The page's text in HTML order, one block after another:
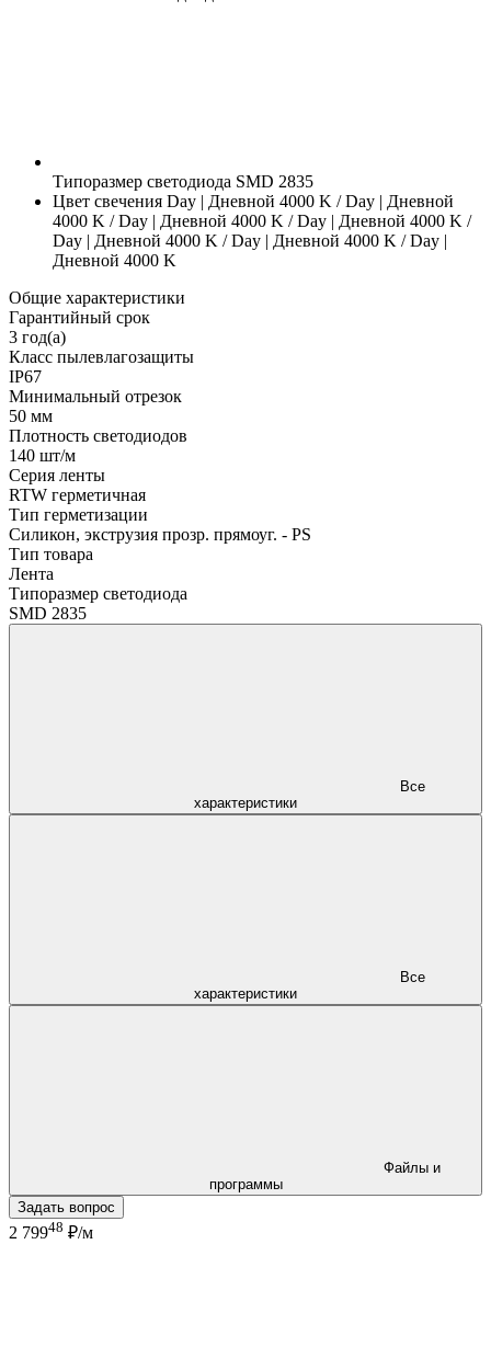
Типоразмер светодиода SMD 2835
Цвет свечения Day | Дневной 4000 K / Day | Дневной
4000 K / Day | Дневной 4000 K / Day | Дневной 4000 K /
Day | Дневной 4000 K / Day | Дневной 4000 K / Day |
Дневной 4000 K
Общие характеристики
Гарантийный срок
3 год(а)
Класс пылевлагозащиты
IP67
Минимальный отрезок
50 мм
Плотность светодиодов
140 шт/м
Серия ленты
RTW герметичная
Тип герметизации
Силикон, экструзия прозр. прямоуг. - PS
Тип товара
Лента
Типоразмер светодиода
SMD 2835
характеристики
характеристики
программы
Задать вопрос
2 79948 ₽/м